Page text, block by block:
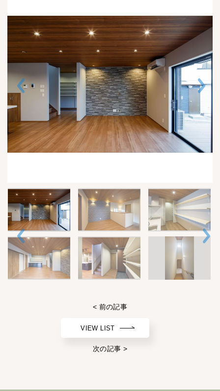
< 前の記事
VIEW LIST
次の記事 >